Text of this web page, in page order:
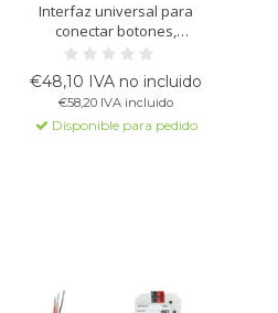
Interfaz universal para
conectar botones,
interruptores y contactos
convencionales a KNX.
Soporta salidas LED, módulos
lógicos y opciones de control
versátiles. Fácil instalación y
€48,10 IVA no incluido
€58,20 IVA incluido
Disponible para pedido